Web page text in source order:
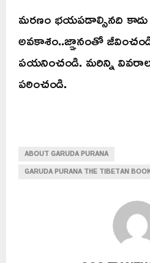
మరణం భయపడాల్సినది
అవకాశం..జ్ఞానంతో
పయనించండి. మరిన్ని
పఠించండి.
ABOUT GARUDA PURANA
GARUDA PURANA THE TIBETAN